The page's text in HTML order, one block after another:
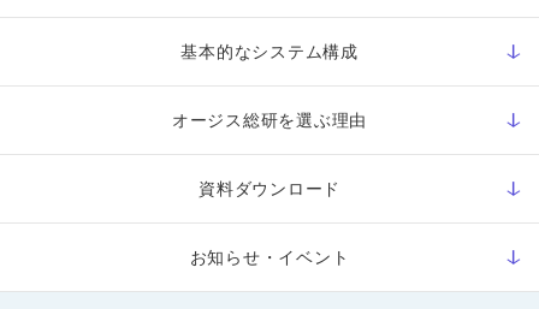
基本的なシステム構成
オージス総研を選ぶ理由
資料ダウンロード
お知らせ・イベント